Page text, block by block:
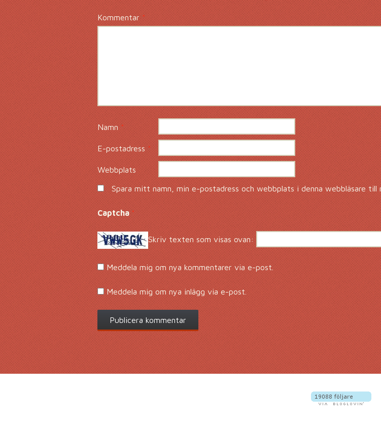
Kommentar*
Namn*
E-postadress*
Webbplats
Spara mitt namn, min e-postadress och webbplats i denna webbläsare till
Captcha*
Skriv texten som visas ovan:
Meddela mig om nya kommentarer via e-post.
Meddela mig om nya inlägg via e-post.